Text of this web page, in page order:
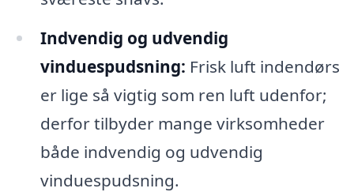
Indvendig og udvendig
vinduespudsning: Frisk luft indendørs
er lige så vigtig som ren luft udenfor;
derfor tilbyder mange virksomheder
både indvendig og udvendig
vinduespudsning.